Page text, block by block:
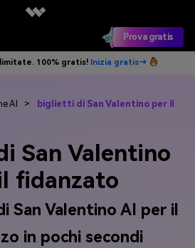
Prova gratis
100% gratis! Inizia gratis→
AI >
biglietti di San Valentino per il
San Valentino
fidanzato
San Valentino AI per il
in pochi secondi